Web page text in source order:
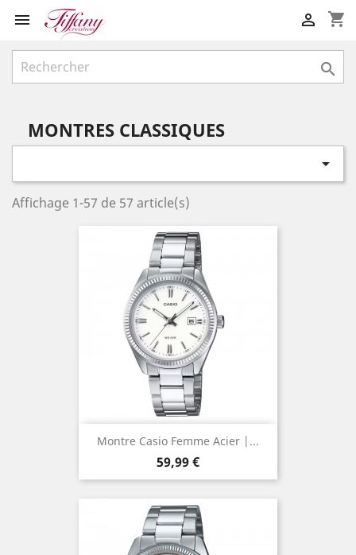
 shopping_cart


MONTRES CLASSIQUES

Affichage 1-57 de 57 article(s)
Montre Casio Femme Acier |...
Prix
59,99 €